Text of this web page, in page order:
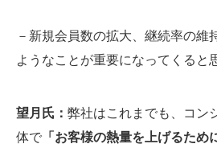
－新規会員数の拡大、継続率の維
ようなことが重要になってくると
望月氏： 弊社はこれまでも、コン
体で 「お客様の熱量を上げるた